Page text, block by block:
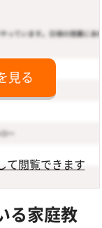
見る
て閲覧できます
る家庭教